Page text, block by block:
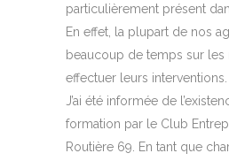
particulièrement présent
En effet, la plupart de nos
beaucoup de temps sur
effectuer leurs interventions.
J’ai été informée de
formation par le Club
Routière 69. En tant que